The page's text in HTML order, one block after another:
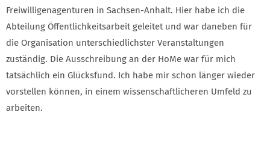
Freiwilligenagenturen in Sachsen-Anhalt. Hier habe ich die
Abteilung Öffentlichkeitsarbeit geleitet und war daneben für
die Organisation unterschiedlichster Veranstaltungen
zuständig. Die Ausschreibung an der HoMe war für mich
tatsächlich ein Glücksfund. Ich habe mir schon länger wieder
vorstellen können, in einem wissenschaftlicheren Umfeld zu
arbeiten.